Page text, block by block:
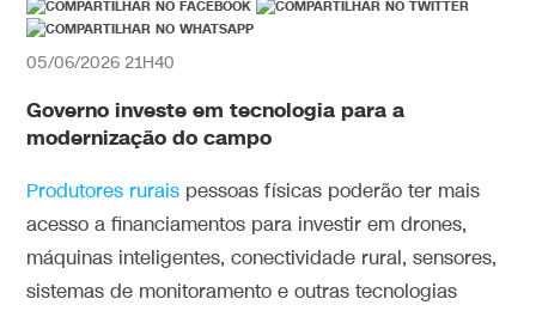
05/06/2026 21H40
Governo investe em tecnologia para a
modernização do campo
Produtores rurais pessoas físicas poderão ter mais
acesso a financiamentos para investir em drones,
máquinas inteligentes, conectividade rural, sensores,
sistemas de monitoramento e outras tecnologias